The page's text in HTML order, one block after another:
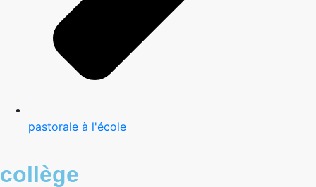
pastorale à l'école
collège